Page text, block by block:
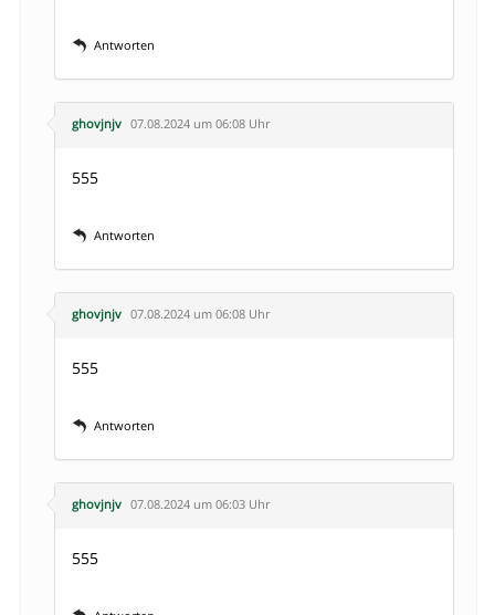
Antworten
ghovjnjv 07.08.2024 um 06:08 Uhr
555
Antworten
ghovjnjv 07.08.2024 um 06:08 Uhr
555
Antworten
ghovjnjv 07.08.2024 um 06:03 Uhr
555